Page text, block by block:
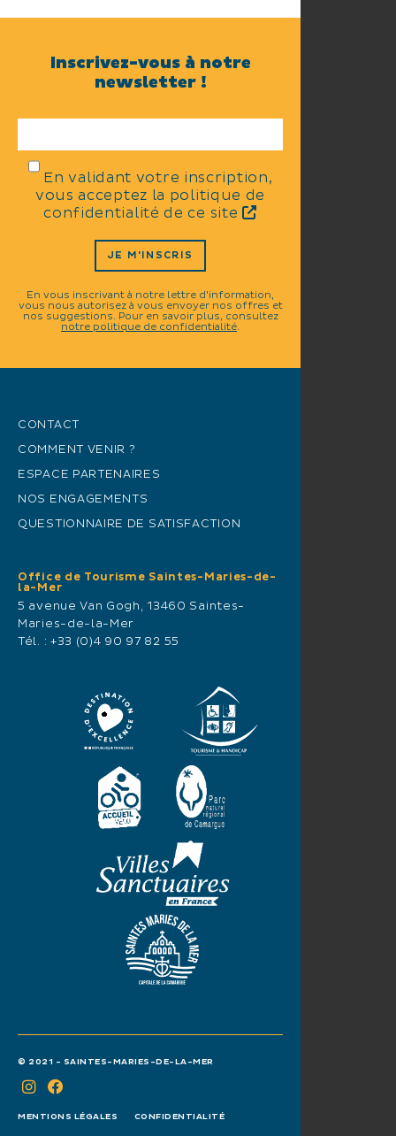
Inscrivez-vous à notre
newsletter !
En validant votre inscription,
vous acceptez la politique de
confidentialité de ce site
JE M'INSCRIS
En vous inscrivant à notre lettre d'information,
vous nous autorisez à vous envoyer nos offres et
nos suggestions. Pour en savoir plus, consultez
notre politique de confidentialité.
CONTACT
COMMENT VENIR ?
ESPACE PARTENAIRES
NOS ENGAGEMENTS
QUESTIONNAIRE DE SATISFACTION
Office de Tourisme Saintes-Maries-de-
la-Mer
5 avenue Van Gogh, 13460 Saintes-
Maries-de-la-Mer
Tél. : +33 (0)4 90 97 82 55
© 2021 - SAINTES-MARIES-DE-LA-MER
MENTIONS LÉGALES CONFIDENTIALITÉ